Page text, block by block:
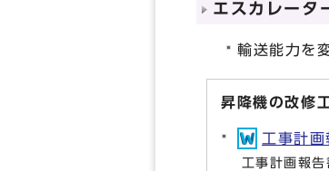
エスカレータ
輸送能力を
昇降機の改修
工事計
工事計画報告